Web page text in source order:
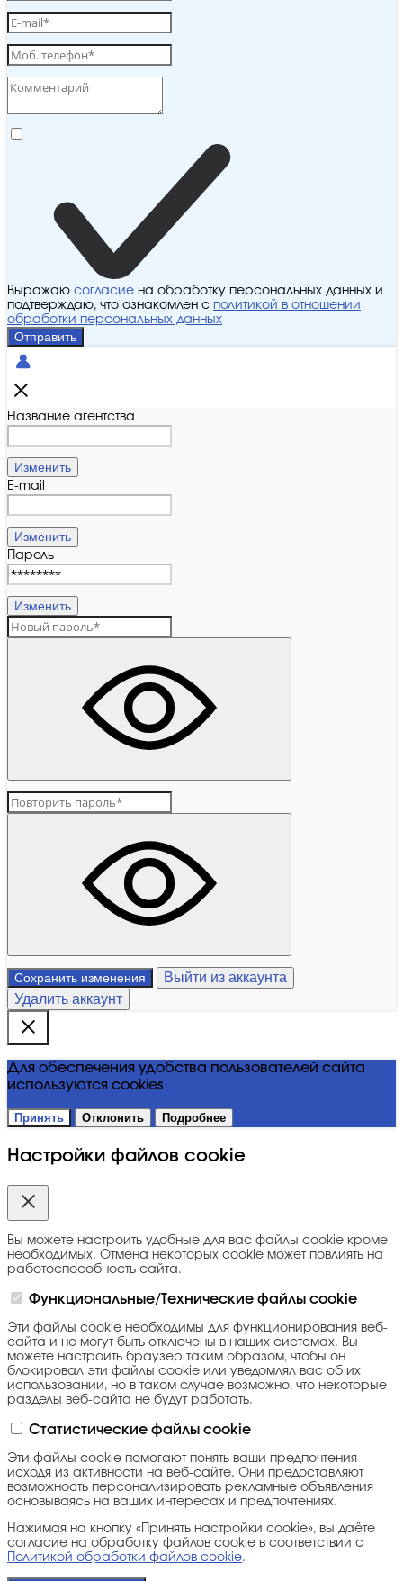
Выражаю согласие на обработку персональных данных и
подтверждаю, что ознакомлен с политикой в отношении
обработки персональных данных
Отправить
Название агентства
Изменить
E-mail
Изменить
Пароль
Изменить
Сохранить изменения
Выйти из аккаунта
Удалить аккаунт
Для обеспечения удобства пользователей сайта
используются cookies
Принять Отклонить Подробнее
Настройки файлов cookie
Вы можете настроить удобные для вас файлы cookie кроме
необходимых. Отмена некоторых cookie может повлиять на
работоспособность сайта.
Функциональные/Технические файлы cookie
Эти файлы cookie необходимы для функционирования веб-
сайта и не могут быть отключены в наших системах. Вы
можете настроить браузер таким образом, чтобы он
блокировал эти файлы cookie или уведомлял вас об их
использовании, но в таком случае возможно, что некоторые
разделы веб-сайта не будут работать.
Статистические файлы cookie
Эти файлы cookie помогают понять ваши предпочтения
исходя из активности на веб-сайте. Они предоставляют
возможность персонализировать рекламные объявления
основываясь на ваших интересах и предпочтениях.
Нажимая на кнопку «Принять настройки cookie», вы даёте
согласие на обработку файлов cookie в соответствии с
Политикой обработки файлов cookie.